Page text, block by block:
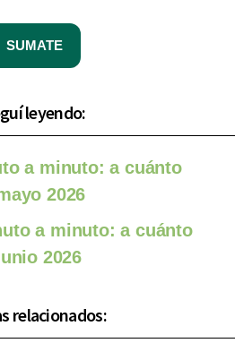
SUMATE
leyendo:
a minuto: a cuánto
2026
a minuto: a cuánto
2026
relacionados: